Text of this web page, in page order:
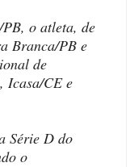
o atleta, de
Branca/PB e
de
Icasa/CE e
Série D do
o